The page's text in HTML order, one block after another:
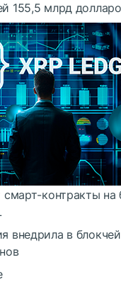
155,5 млрд
смарт-контракты на
внедрила в